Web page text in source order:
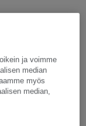
(< 10 µg/m³ 28
ja voimme
median
myös
median,